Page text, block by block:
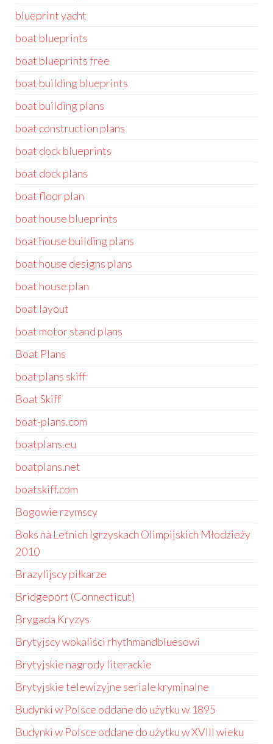
blueprint yacht
boat blueprints
boat blueprints free
boat building blueprints
boat building plans
boat construction plans
boat dock blueprints
boat dock plans
boat floor plan
boat house blueprints
boat house building plans
boat house designs plans
boat house plan
boat layout
boat motor stand plans
Boat Plans
boat plans skiff
Boat Skiff
boat-plans.com
boatplans.eu
boatplans.net
boatskiff.com
Bogowie rzymscy
Boks na Letnich Igrzyskach Olimpijskich Młodzieży
2010
Brazylijscy piłkarze
Bridgeport (Connecticut)
Brygada Kryzys
Brytyjscy wokaliści rhythmandbluesowi
Brytyjskie nagrody literackie
Brytyjskie telewizyjne seriale kryminalne
Budynki w Polsce oddane do użytku w 1895
Budynki w Polsce oddane do użytku w XVIII wieku